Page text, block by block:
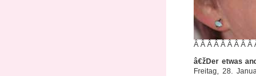
Â Â Â Â Â Â Â Â Â
â€žDer etwas
Freitag, 28.